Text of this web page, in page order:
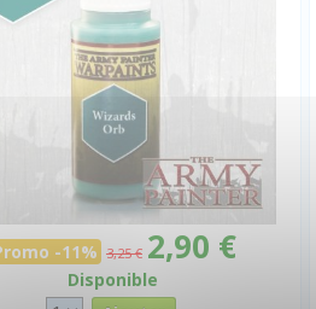
-11% 3,25 € 2,90 €
Disponible